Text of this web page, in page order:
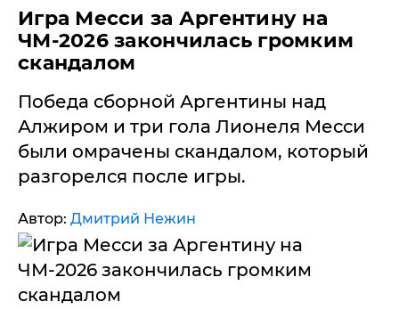
Игра Месси за Аргентину на
ЧМ-2026 закончилась громким
скандалом
Победа сборной Аргентины над
Алжиром и три гола Лионеля Месси
были омрачены скандалом, который
разгорелся после игры.
Автор: Дмитрий Нежин